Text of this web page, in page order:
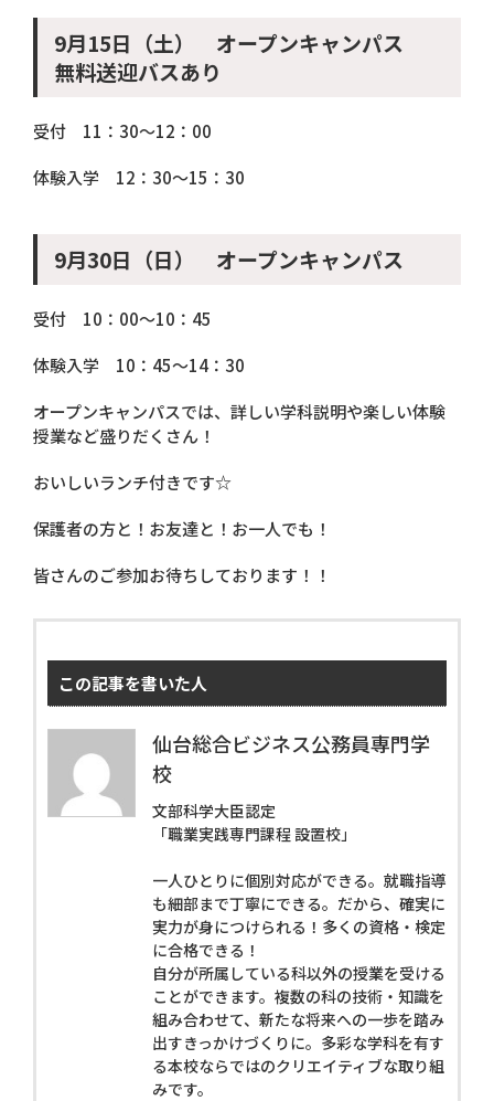
9月15日（土） オープンキャンパス
無料送迎バスあり
受付 11：30～12：00
体験入学 12：30～15：30
9月30日（日） オープンキャンパス
受付 10：00～10：45
体験入学 10：45～14：30
オープンキャンパスでは、詳しい学科説明や楽しい体験
授業など盛りだくさん！
おいしいランチ付きです☆
保護者の方と！お友達と！お一人でも！
皆さんのご参加お待ちしております！！
この記事を書いた人
仙台総合ビジネス公務員専門学
校
文部科学大臣認定
「職業実践専門課程 設置校」
一人ひとりに個別対応ができる。就職指導
も細部まで丁寧にできる。だから、確実に
実力が身につけられる！多くの資格・検定
に合格できる！
自分が所属している科以外の授業を受ける
ことができます。複数の科の技術・知識を
組み合わせて、新たな将来への一歩を踏み
出すきっかけづくりに。多彩な学科を有す
る本校ならではのクリエイティブな取り組
みです。